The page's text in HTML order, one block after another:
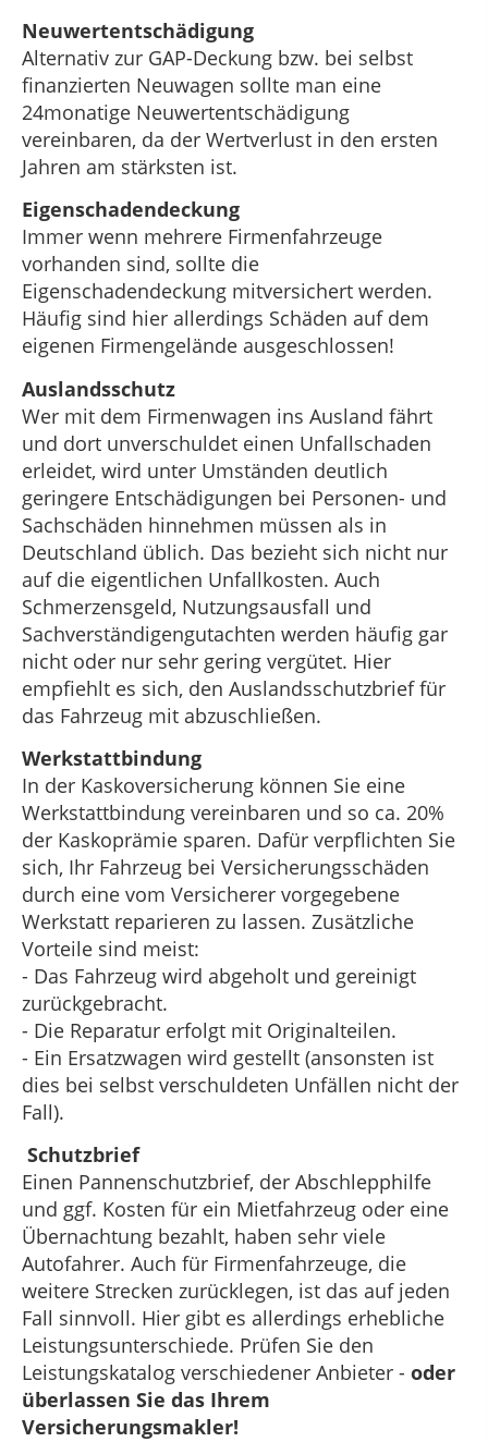
Neuwertentschädigung
Alternativ zur GAP-Deckung bzw. bei selbst
finanzierten Neuwagen sollte man eine
24monatige Neuwertentschädigung
vereinbaren, da der Wertverlust in den ersten
Jahren am stärksten ist.
Eigenschadendeckung
Immer wenn mehrere Firmenfahrzeuge
vorhanden sind, sollte die
Eigenschadendeckung mitversichert werden.
Häufig sind hier allerdings Schäden auf dem
eigenen Firmengelände ausgeschlossen!
Auslandsschutz
Wer mit dem Firmenwagen ins Ausland fährt
und dort unverschuldet einen Unfallschaden
erleidet, wird unter Umständen deutlich
geringere Entschädigungen bei Personen- und
Sachschäden hinnehmen müssen als in
Deutschland üblich. Das bezieht sich nicht nur
auf die eigentlichen Unfallkosten. Auch
Schmerzensgeld, Nutzungsausfall und
Sachverständigengutachten werden häufig gar
nicht oder nur sehr gering vergütet. Hier
empfiehlt es sich, den Auslandsschutzbrief für
das Fahrzeug mit abzuschließen.
Werkstattbindung
In der Kaskoversicherung können Sie eine
Werkstattbindung vereinbaren und so ca. 20%
der Kaskoprämie sparen. Dafür verpflichten Sie
sich, Ihr Fahrzeug bei Versicherungsschäden
durch eine vom Versicherer vorgegebene
Werkstatt reparieren zu lassen. Zusätzliche
Vorteile sind meist:
- Das Fahrzeug wird abgeholt und gereinigt
zurückgebracht.
- Die Reparatur erfolgt mit Originalteilen.
- Ein Ersatzwagen wird gestellt (ansonsten ist
dies bei selbst verschuldeten Unfällen nicht der
Fall).
Schutzbrief
Einen Pannenschutzbrief, der Abschlepphilfe
und ggf. Kosten für ein Mietfahrzeug oder eine
Übernachtung bezahlt, haben sehr viele
Autofahrer. Auch für Firmenfahrzeuge, die
weitere Strecken zurücklegen, ist das auf jeden
Fall sinnvoll. Hier gibt es allerdings erhebliche
Leistungsunterschiede. Prüfen Sie den
Leistungskatalog verschiedener Anbieter - oder
überlassen Sie das Ihrem
Versicherungsmakler!